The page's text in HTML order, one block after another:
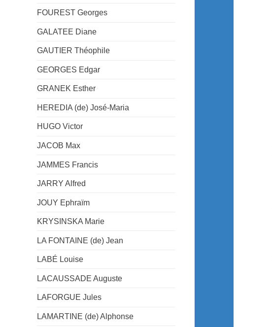
FOUREST Georges
GALATEE Diane
GAUTIER Théophile
GEORGES Edgar
GRANEK Esther
HEREDIA (de) José-Maria
HUGO Victor
JACOB Max
JAMMES Francis
JARRY Alfred
JOUY Ephraïm
KRYSINSKA Marie
LA FONTAINE (de) Jean
LABÉ Louise
LACAUSSADE Auguste
LAFORGUE Jules
LAMARTINE (de) Alphonse